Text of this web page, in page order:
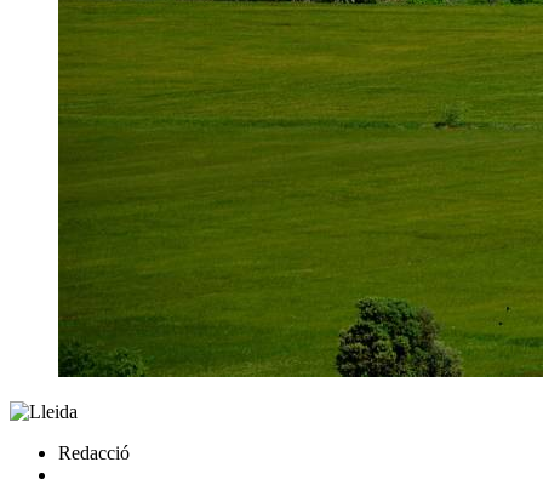
Redacció